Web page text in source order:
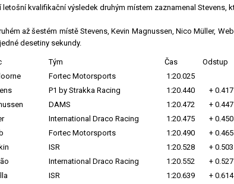
letošní kvalifikační výsledek druhým místem zaznamenal Stevens,
až šestém místě Stevens, Kevin Magnussen, Nico Müller,
desetiny sekundy.
Tým Čas
Odstup
Fortec Motorsports
1:20.025
P1 by Strakka Racing 1:20.440
+ 0.417
DAMS 1:20.472
+ 0.447
International Draco Racing 1:20.475
+ 0.450
Fortec Motorsports 1:20.490
+ 0.465
ISR 1:20.528
+ 0.503
International Draco Racing 1:20.552
+ 0.527
ISR 1:20.639
+ 0.614